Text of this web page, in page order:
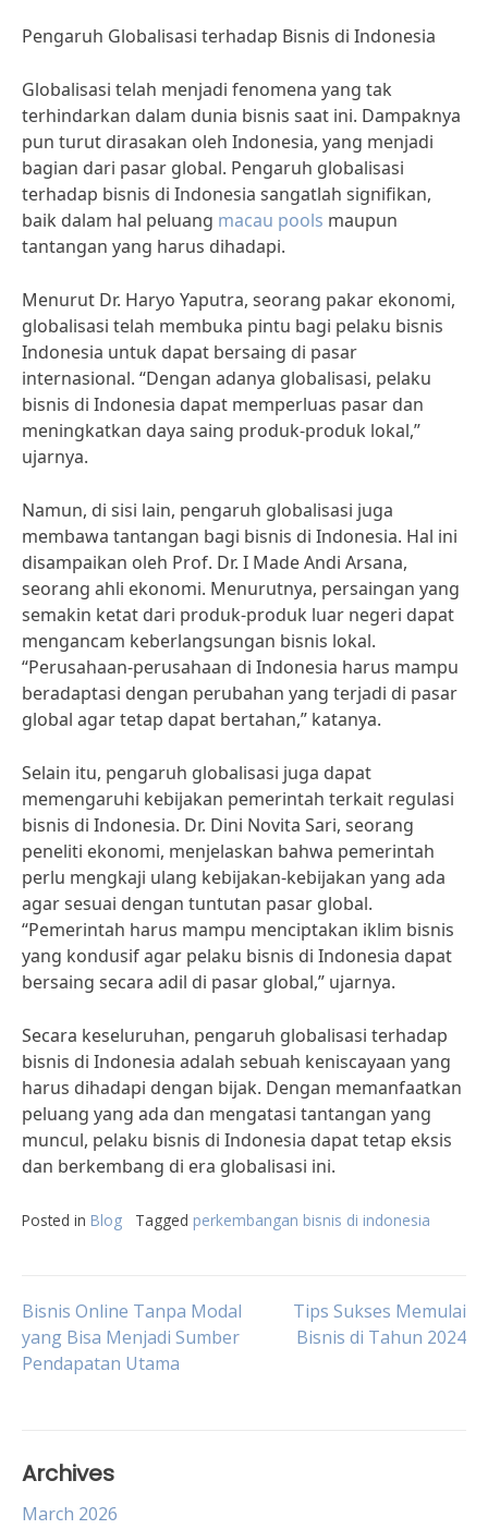
Pengaruh Globalisasi terhadap Bisnis di Indonesia
Globalisasi telah menjadi fenomena yang tak
terhindarkan dalam dunia bisnis saat ini. Dampaknya
pun turut dirasakan oleh Indonesia, yang menjadi
bagian dari pasar global. Pengaruh globalisasi
terhadap bisnis di Indonesia sangatlah signifikan,
baik dalam hal peluang macau pools maupun
tantangan yang harus dihadapi.
Menurut Dr. Haryo Yaputra, seorang pakar ekonomi,
globalisasi telah membuka pintu bagi pelaku bisnis
Indonesia untuk dapat bersaing di pasar
internasional. “Dengan adanya globalisasi, pelaku
bisnis di Indonesia dapat memperluas pasar dan
meningkatkan daya saing produk-produk lokal,”
ujarnya.
Namun, di sisi lain, pengaruh globalisasi juga
membawa tantangan bagi bisnis di Indonesia. Hal ini
disampaikan oleh Prof. Dr. I Made Andi Arsana,
seorang ahli ekonomi. Menurutnya, persaingan yang
semakin ketat dari produk-produk luar negeri dapat
mengancam keberlangsungan bisnis lokal.
“Perusahaan-perusahaan di Indonesia harus mampu
beradaptasi dengan perubahan yang terjadi di pasar
global agar tetap dapat bertahan,” katanya.
Selain itu, pengaruh globalisasi juga dapat
memengaruhi kebijakan pemerintah terkait regulasi
bisnis di Indonesia. Dr. Dini Novita Sari, seorang
peneliti ekonomi, menjelaskan bahwa pemerintah
perlu mengkaji ulang kebijakan-kebijakan yang ada
agar sesuai dengan tuntutan pasar global.
“Pemerintah harus mampu menciptakan iklim bisnis
yang kondusif agar pelaku bisnis di Indonesia dapat
bersaing secara adil di pasar global,” ujarnya.
Secara keseluruhan, pengaruh globalisasi terhadap
bisnis di Indonesia adalah sebuah keniscayaan yang
harus dihadapi dengan bijak. Dengan memanfaatkan
peluang yang ada dan mengatasi tantangan yang
muncul, pelaku bisnis di Indonesia dapat tetap eksis
dan berkembang di era globalisasi ini.
Posted in Blog Tagged perkembangan bisnis di indonesia
Post
navigation
Bisnis Online Tanpa Modal
yang Bisa Menjadi Sumber
Pendapatan Utama
Tips Sukses Memulai
Bisnis di Tahun 2024
Archives
March 2026